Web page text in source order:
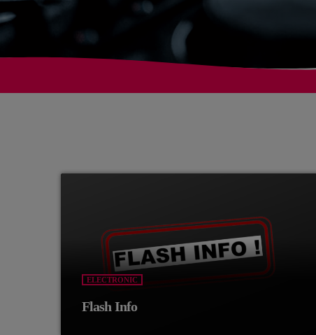
ELECTRONIC
Flash Info